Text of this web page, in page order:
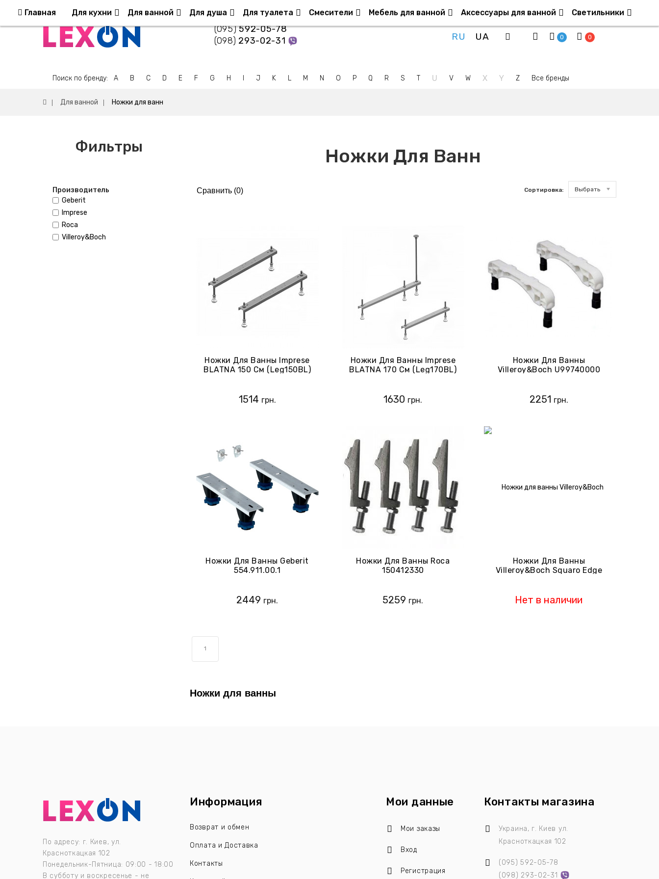
Оплата и Доставка
(095)592-05-78
(098) 293-02-31 RU UA 0 0
Главная Для кухни Для ванной Для душа Для туалета Смесители Мебель для ванной Аксессуары для ванной Светильники
Поиск по бренду: A B C D E F G H J K L M N O P Q R S T U V W X Y Z Все бренды
Для ванной Ножки для ванн
Ножки Для Ванн
Сравнить (0) Сортировка: Выбрать
Ножки Для Ванны Imprese
BLATNA 150 См (Leg150BL)
1514 грн.
Ножки Для Ванны Imprese
BLATNA 170 См (Leg170BL)
1630 грн.
Ножки Для Ванны
Villeroy&Boch U99740000
2251 грн.
Ножки Для Ванны Geberit
554.911.00.1
2449 грн.
Ножки Для Ванны Roca
150412330
5259 грн.
Ножки Для Ванны
Villeroy&Boch Squaro Edge
Нет в наличии
1
Ножки для ванны
Фильтры
Производитель
Geberit
Imprese
Roca
Villeroy&Boch
По адресу: г. Киев, ул.
Красноткацкая 102
Понедельник-Пятница: 09:00 - 18:00
В субботу и воскресенье - не
Информация
Возврат и обмен
Оплата и Доставка
Контакты
Мои данные
Мои заказы
Вход
Регистрация
Контакты магазина
Украина, г. Киев ул.
Красноткацкая 102
(095) 592-05-78
(098) 293-02-31